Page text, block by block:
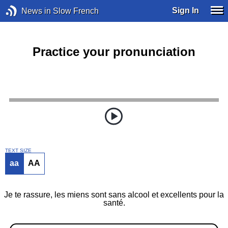
News in Slow French Sign In
Practice your pronunciation
TEXT SIZE
aa AA
Je te rassure, les miens sont sans alcool et excellents pour la
santé.